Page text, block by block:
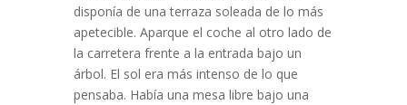
disponía de una terraza soleada de lo más
apetecible. Aparque el coche al otro lado de
la carretera frente a la entrada bajo un
árbol. El sol era más intenso de lo que
pensaba. Había una mesa libre bajo una